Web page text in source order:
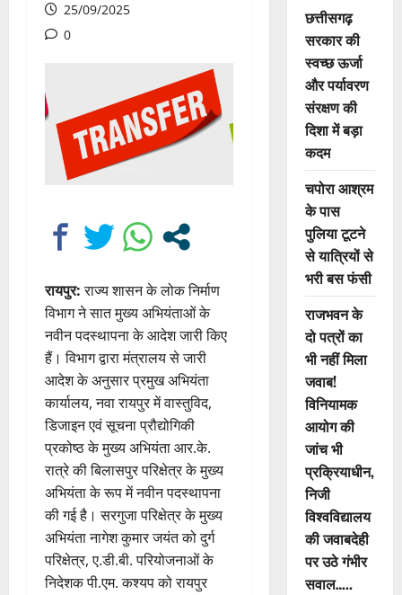
25/09/2025
0
रायपुर:राज्य शासन के लोक निर्माण
विभाग ने सात मुख्य अभियंताओं के
नवीन पदस्थापना के आदेश जारी किए
हैं। विभाग द्वारा मंत्रालय से जारी
आदेश के अनुसार प्रमुख अभियंता
कार्यालय, नवा रायपुर में वास्तुविद,
डिजाइन एवं सूचना प्रौद्योगिकी
प्रकोष्ठ के मुख्य अभियंता आर.के.
रात्रे की बिलासपुर परिक्षेत्र के मुख्य
अभियंता के रूप में नवीन पदस्थापना
की गई है। सरगुजा परिक्षेत्र के मुख्य
अभियंता नागेश कुमार जयंत को दुर्ग
परिक्षेत्र, ए.डी.बी. परियोजनाओं के
निदेशक पी.एम. कश्यप को रायपुर
छत्तीसगढ़
सरकार की
स्वच्छ ऊर्जा
और पर्यावरण
संरक्षण की
दिशा में बड़ा
कदम
चपोरा आश्रम
के पास
पुलिया टूटने
से यात्रियों से
भरी बस फंसी
राजभवन के
दो पत्रों का
भी नहीं मिला
जवाब!
विनियामक
आयोग की
जांच भी
प्रक्रियाधीन,
निजी
विश्वविद्यालय
की जवाबदेही
पर उठे गंभीर
सवाल…..